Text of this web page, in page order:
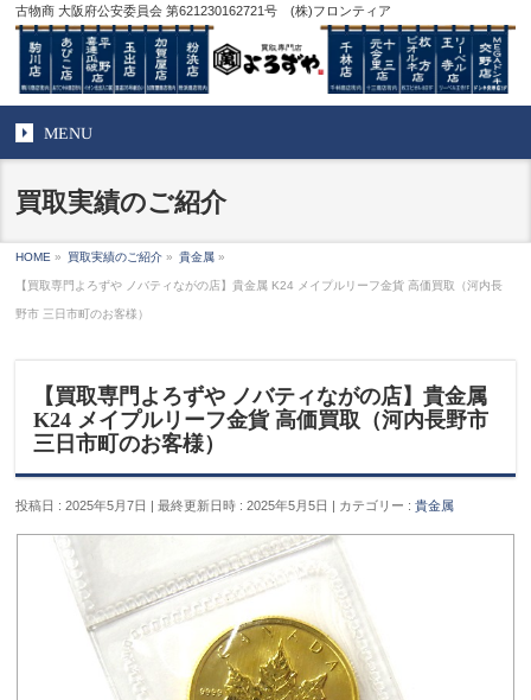
古物商 大阪府公安委員会 第621230162721号 (株)フロンティア
MENU
買取実績のご紹介
HOME » 買取実績のご紹介 » 貴金属 »
【買取専門よろずや ノバティながの店】貴金属 K24 メイプルリーフ金貨 高価買取（河内長
野市 三日市町のお客様）
【買取専門よろずや ノバティながの店】貴金属
K24 メイプルリーフ金貨 高価買取（河内長野市
三日市町のお客様）
投稿日 : 2025年5月7日 最終更新日時 : 2025年5月5日 カテゴリー :貴金属